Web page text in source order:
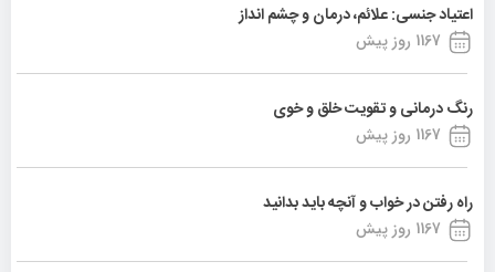
اعتیاد جنسی: علائم، درمان و چشم انداز
1167 روز پیش
رنگ درمانی و تقویت خلق و خوی
1167 روز پیش
راه رفتن در خواب و آنچه باید بدانید
1167 روز پیش